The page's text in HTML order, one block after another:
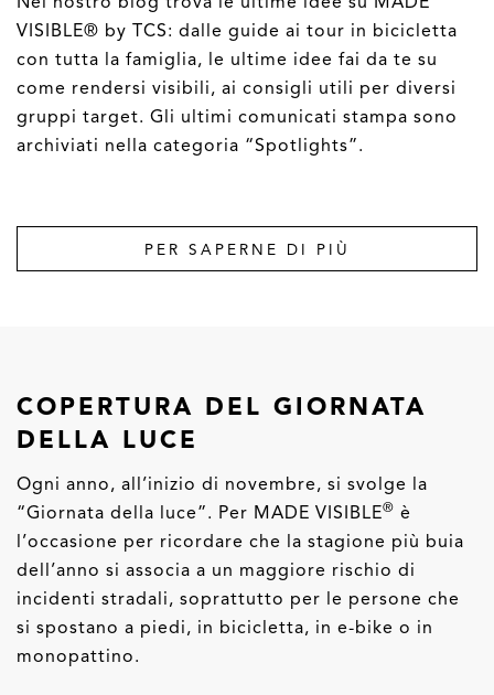
VISIBLE® by TCS: dalle guide ai tour in bicicletta
con tutta la famiglia, le ultime idee fai da te su
come rendersi visibili, ai consigli utili per diversi
gruppi target. Gli ultimi comunicati stampa sono
archiviati nella categoria “Spotlights”.
PER SAPERNE DI PIÙ
COPERTURA DEL GIORNATA
DELLA LUCE
Ogni anno, all’inizio di novembre, si svolge la
“Giornata della luce”. Per MADE VISIBLE® è
l’occasione per ricordare che la stagione più buia
dell’anno si associa a un maggiore rischio di
incidenti stradali, soprattutto per le persone che
si spostano a piedi, in bicicletta, in e-bike o in
monopattino.